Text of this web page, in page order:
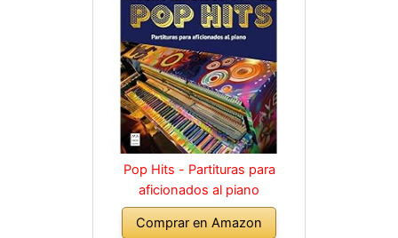
Pop Hits - Partituras para
aficionados al piano
Comprar en Amazon